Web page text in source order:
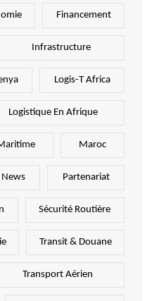
Financement
Infrastructure
Logis-T Africa
Logistique En Afrique
Maroc
News Partenariat
Sécurité Routière
Transit & Douane
Transport Aérien